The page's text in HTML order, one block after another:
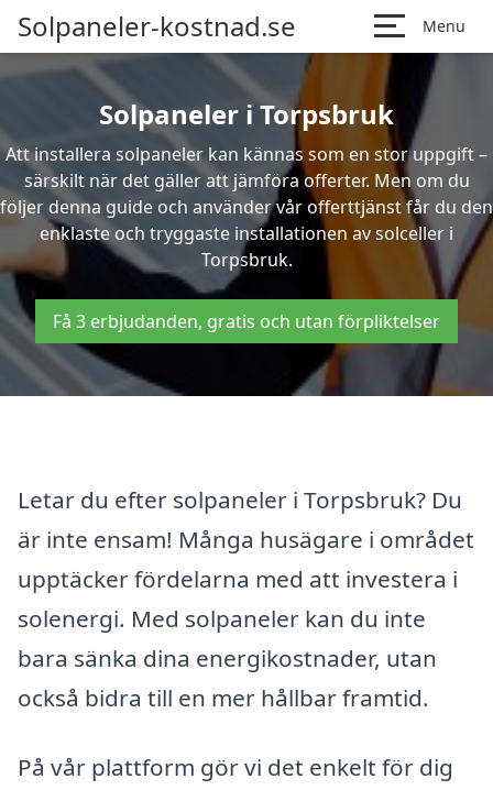
Solpaneler-kostnad.se Menu
Solpaneler i Torpsbruk
Att installera solpaneler kan kännas som en stor uppgift –
särskilt när det gäller att jämföra offerter. Men om du
följer denna guide och använder vår offerttjänst får du den
enklaste och tryggaste installationen av solceller i
Torpsbruk.
Få 3 erbjudanden, gratis och utan förpliktelser
Letar du efter solpaneler i Torpsbruk? Du
är inte ensam! Många husägare i området
upptäcker fördelarna med att investera i
solenergi. Med solpaneler kan du inte
bara sänka dina energikostnader, utan
också bidra till en mer hållbar framtid.
På vår plattform gör vi det enkelt för dig